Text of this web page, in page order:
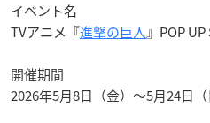
イベント名
TVアニメ『進撃の巨人』POP UP
開催期間
2026年5月8日（金）～5月24日（